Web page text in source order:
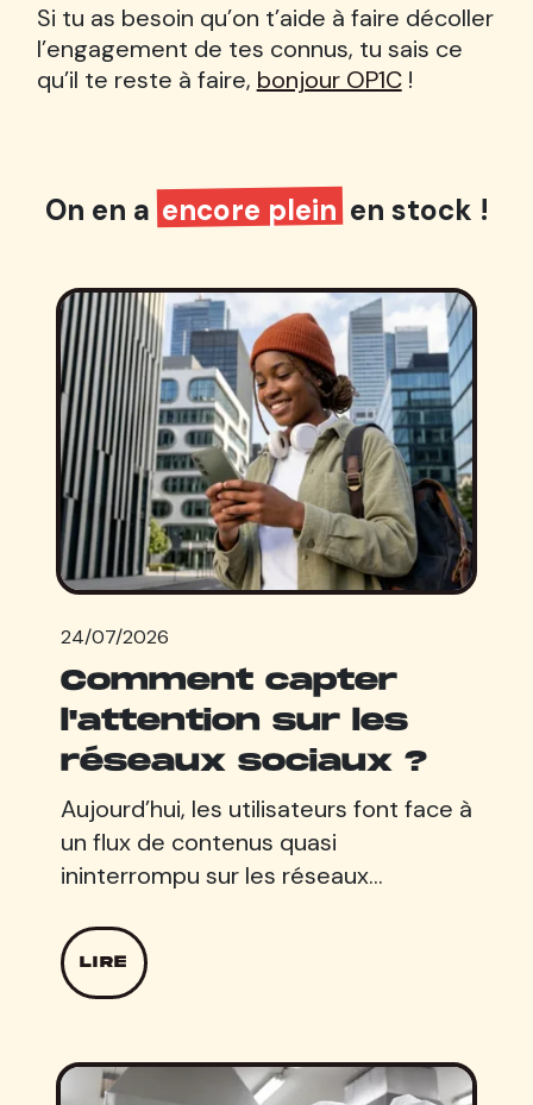
Si tu as besoin qu’on t’aide à faire décoller
l’engagement de tes connus, tu sais ce
qu’il te reste à faire, bonjour OP1C!
On en aencore pleinen stock !
24/07/2026
Comment capter
l'attention sur les
réseaux sociaux ?
Aujourd’hui, les utilisateurs font face à
un flux de contenus quasi
ininterrompu sur les réseaux…
LIRE